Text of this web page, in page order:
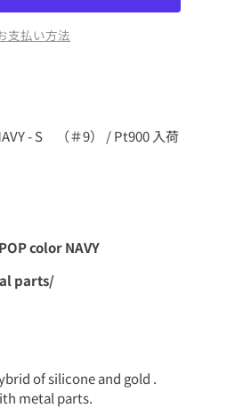
支払い方法
- S （＃9） / Pt900 入荷
color NAVY
parts/
of silicone and gold .
metal parts.